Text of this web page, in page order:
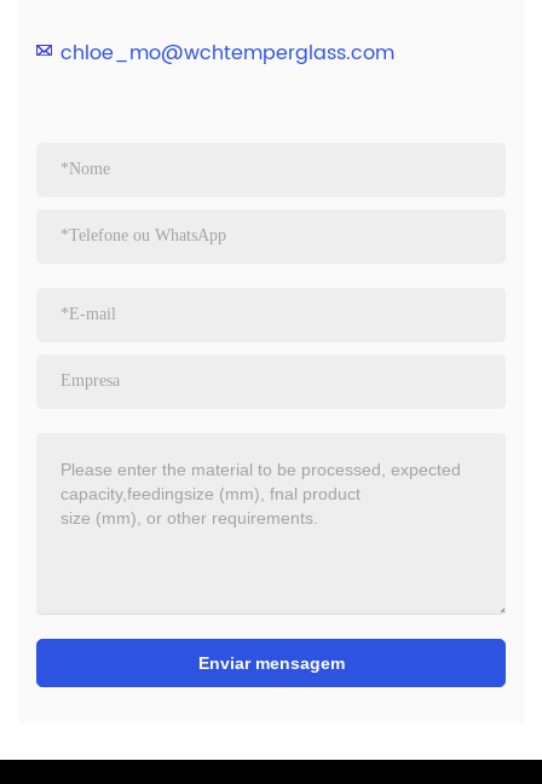
chloe_mo@wchtemperglass.com
Enviar mensagem